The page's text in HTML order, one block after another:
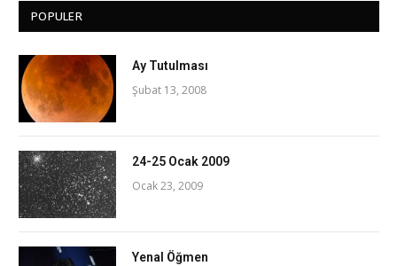
POPULER
Ay Tutulması
Şubat 13, 2008
24-25 Ocak 2009
Ocak 23, 2009
Yenal Öğmen